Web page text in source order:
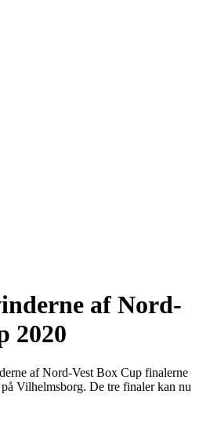
af Nord-
2020
af Nord-Vest Box Cup finalerne
Vilhelmsborg. De tre finaler kan nu